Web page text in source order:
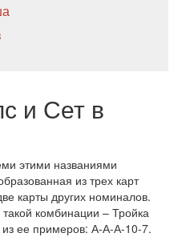
и Сет в
этими названиями
из трех карт
карты других номиналов.
комбинации – Тройка
ее примеров: А-А-А-10-7.